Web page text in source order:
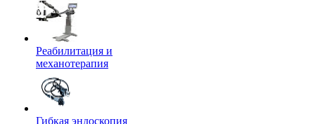
Реабилитация и
механотерапия
Гибкая эндоскопия